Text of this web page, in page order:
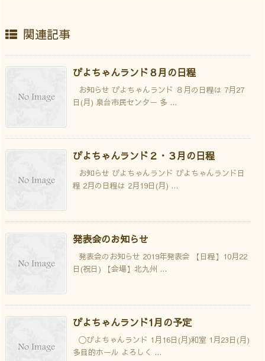
関連記事
ぴよちゃんランド８月の日程
お知らせ ぴよちゃんランド ８月の日程は 7月27
日(月) 泉台市民センター 多 ...
ぴよちゃんランド２・３月の日程
お知らせ ぴよちゃんランド ぴよちゃんランド日
程 2月の日程は 2月19日(月) ...
発表会のお知らせ
発表会のお知らせ 2019年発表会 【日程】10月22
日(祝日) 【会場】北九州 ...
ぴよちゃんランド1月の予定
〇ぴよちゃんランド 1月16日(月)和室 1月23日(月)
多目的ホール よろしく ...